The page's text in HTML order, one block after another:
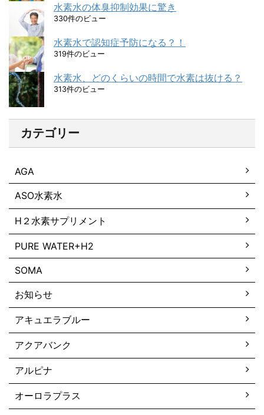
水素水の体臭抑制効果に驚き
330件のビュー
水素水で認知症予防になる？！
319件のビュー
水素水、どのくらいの時間で水素は抜ける？
313件のビュー
カテゴリー
AGA
ASO水素水
H２水素サプリメント
PURE WATER+H2
SOMA
お知らせ
アキュエラブルー
アクアバンク
アルピナ
オーロラプラス